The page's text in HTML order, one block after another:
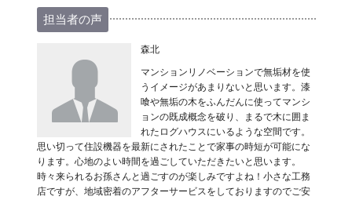
担当者の声
森北
マンションリノベーションで無垢材を使
うイメージがあまりないと思います。漆
喰や無垢の木をふんだんに使ってマンシ
ョンの既成概念を破り、まるで木に囲ま
れたログハウスにいるような空間です。
思い切って住設機器を最新にされたことで家事の時短が可能にな
ります。心地のよい時間を過ごしていただきたいと思います。
時々来られるお孫さんと過ごすのが楽しみですよね！小さな工務
店ですが、地域密着のアフターサービスをしておりますのでご安